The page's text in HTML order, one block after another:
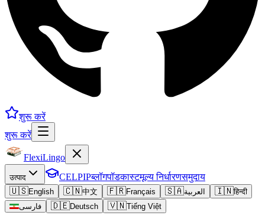
शुरू करें
शुरू करें
FlexiLingo
उत्पाद CELPIPब्लॉगपॉडकास्टमूल्य निर्धारणसमुदाय
🇺🇸English 🇨🇳中文 🇫🇷Français 🇸🇦العربية 🇮🇳हिन्दी
فارسی
🇩🇪Deutsch 🇻🇳Tiếng Việt